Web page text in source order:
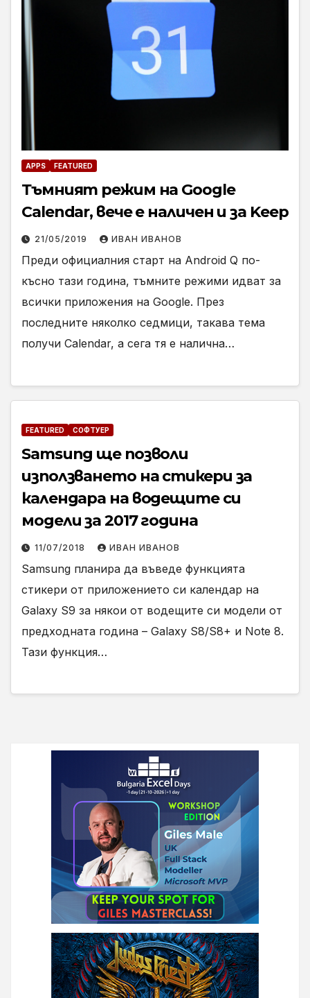
APPS FEATURED
Тъмният режим на Google
Calendar, вече е наличен и за Keep
21/05/2019 ИВАН ИВАНОВ
Преди официалния старт на Android Q по-
късно тази година, тъмните режими идват за
всички приложения на Google. През
последните няколко седмици, такава тема
получи Calendar, а сега тя е налична…
FEATURED СОФТУЕР
Samsung ще позволи
използването на стикери за
календара на водещите си
модели за 2017 година
11/07/2018 ИВАН ИВАНОВ
Samsung планира да въведе функцията
стикери от приложението си календар на
Galaxy S9 за някои от водещите си модели от
предходната година – Galaxy S8/S8+ и Note 8.
Тази функция…